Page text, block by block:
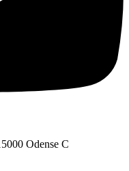
5000 Odense C